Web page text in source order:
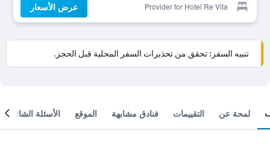
Provider for Hotel Re Vita عرض الأسعار
تنبيه السفر: تحقق من تحذيرات السفر المحلية قبل الحجز.
لمحة عن التقييمات فنادق مشابهة الموقع الأسئلة الشائعة